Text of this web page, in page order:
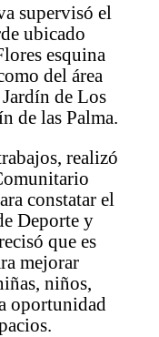
supervisó el
ubicado
esquina
del área
de Los
de las Palma.
realizó
constatar el
Deporte y
que es
mejorar
niños,
oportunidad